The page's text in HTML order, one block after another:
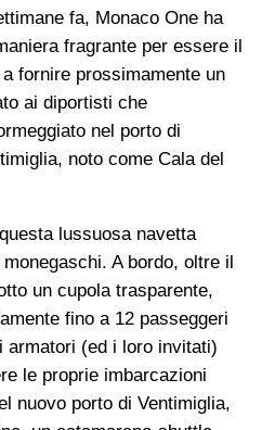
fa, Monaco One ha
fragrante per essere il
fornire prossimamente un
ai diportisti che
nel porto di
noto come Cala del
lussuosa navetta
A bordo, oltre il
un cupola trasparente,
fino a 12 passeggeri
armatori (ed i loro invitati)
le proprie imbarcazioni
nuovo porto di Ventimiglia,